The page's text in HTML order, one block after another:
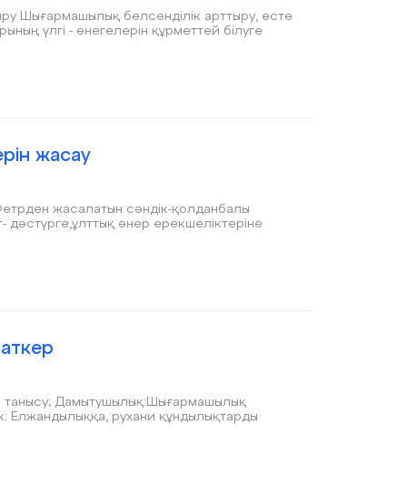
Шығармашылық белсенділік арттыру, есте
жасау
жасалатын сәндік-қолданбалы
өнер ерекшеліктеріне
Елжандылыққа, рухани құндылықтарды